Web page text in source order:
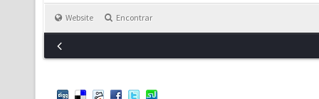
Website Encontrar